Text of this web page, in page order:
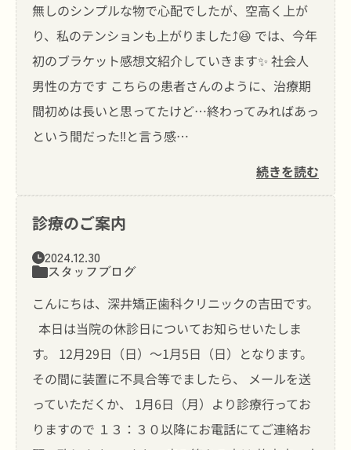
無しのシンプルな物で心配でしたが、空高く上が
り、私のテンションも上がりました⤴️😆 では、今年
初のブラケット感想文紹介していきます✨ 社会人
男性の方です こちらの患者さんのように、治療期
間初めは長いと思ってたけど…終わってみればあっ
という間だった‼️と言う感…
続きを読む
診療のご案内
2024.12.30
スタッフブログ
こんにちは、深井矯正歯科クリニックの吉田です。
本日は当院の休診日についてお知らせいたしま
す。 12月29日（日）〜1月5日（日）となります。
その間に装置に不具合等でましたら、 メールを送
っていただくか、 1月6日（月）より診療行ってお
りますので １３：３０以降にお電話にてご連絡お